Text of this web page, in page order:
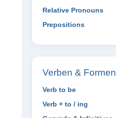
Relative Pronouns
Prepositions
Verben & Formen
Verb to be
Verb + to / ing